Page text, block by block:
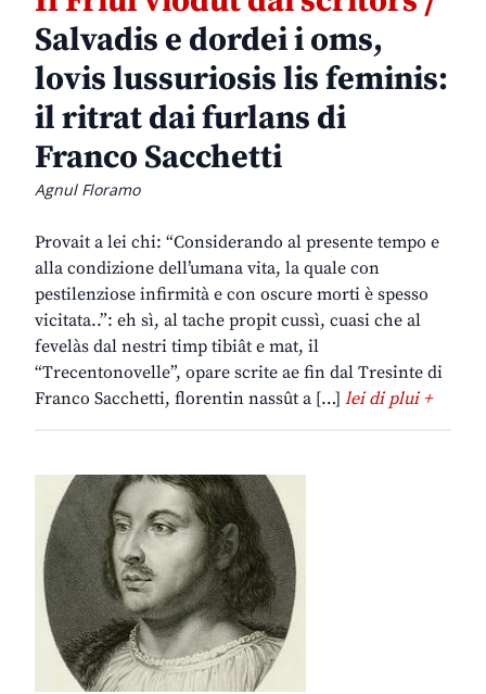
Salvadis e dordei i oms,
lovis lussuriosis lis feminis:
il ritrat dai furlans di
Franco Sacchetti
Agnul Floramo
Provait a lei chi: “Considerando al presente tempo e
alla condizione dell’umana vita, la quale con
pestilenziose infirmità e con oscure morti è spesso
vicitata..”: eh sì, al tache propit cussì, cuasi che al
fevelàs dal nestri timp tibiât e mat, il
“Trecentonovelle”, opare scrite ae fin dal Tresinte di
Franco Sacchetti, florentin nassût a […] lei di plui +